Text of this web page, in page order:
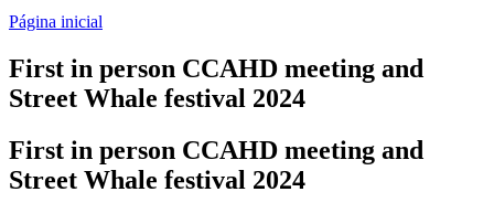
Página inicial
First in person CCAHD meeting and
Street Whale festival 2024
First in person CCAHD meeting and
Street Whale festival 2024